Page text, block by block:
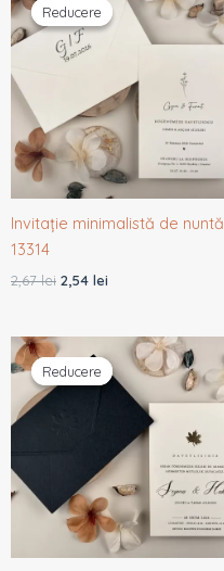
Reducere
Reducere
Invitație minimalistă de nuntă
13314
2,67lei
a
fost:
2,67 lei.
2,54 lei
este:
2,54 lei.
Reducere
Reducere
inițial
a
Prețul
curent
este:
2,44 lei.